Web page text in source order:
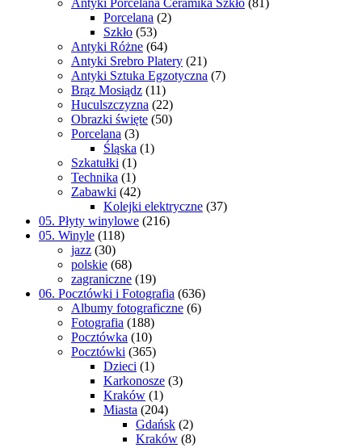
Porcelana (2)
Szkło (53)
Antyki Różne (64)
Antyki Srebro Platery (21)
Antyki Sztuka Egzotyczna (7)
Brąz Mosiądz (11)
Huculszczyzna (22)
Obrazki święte (50)
Porcelana (3)
Śląska (1)
Szkatułki (1)
Technika (1)
Zabawki (42)
Kolejki elektryczne (37)
05. Płyty winylowe (216)
05. Winyle (118)
jazz (30)
polskie (68)
zagraniczne (19)
06. Pocztówki i Fotografia (636)
Albumy fotograficzne (6)
Fotografia (188)
Pocztówka (10)
Pocztówki (365)
Dzieci (1)
Karkonosze (3)
Kraków (1)
Miasta (204)
Gdańsk (2)
Kraków (8)